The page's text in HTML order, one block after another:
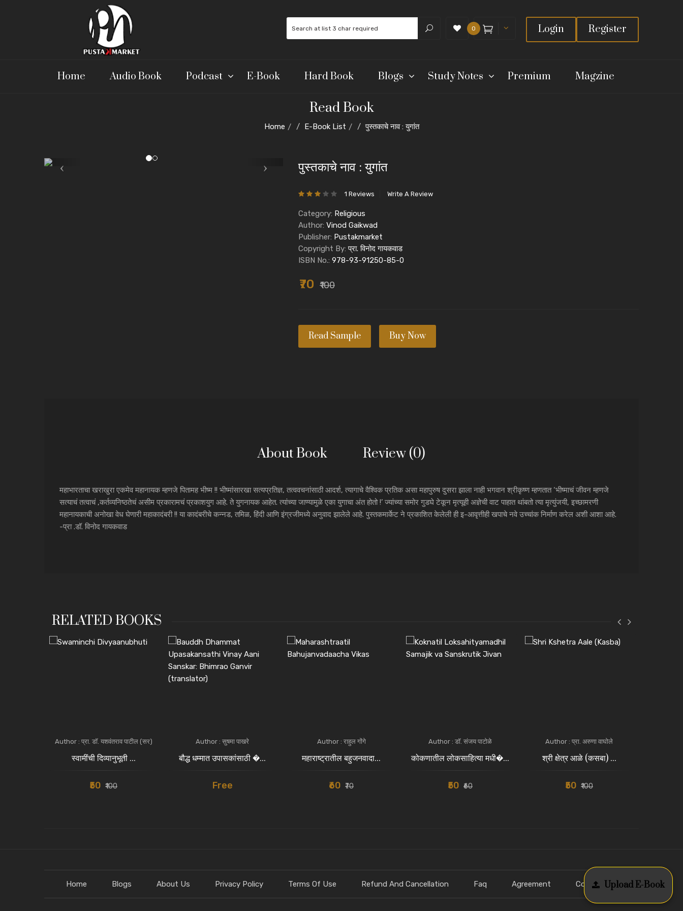
0 Login Register
Home Audio Book Podcast E-Book Hard Book Blogs Study Notes Premium Magzine
Read Book
Home E-Book List पुस्तकाचे नाव : युगांत
पुस्तकाचे नाव : युगांत
1 Reviews Write A Review
Category: Religious
Author: Vinod Gaikwad
Publisher: Pustakmarket
Copyright By:प्रा. विनोद गायकवाड
ISBN No.: 978-93-91250-85-0
₹70 ₹100
Read Sample Buy Now
About Book Review (0)
महाभारताचा खराखुरा एकमेव महानायक म्हणजे पितामह भीष्म !! भीष्मांसारखा सत्यप्रतिज्ञ, तत्ववचनांसाठी आदर्श, त्यागाचे वैश्विक प्रतिक असा महापुरुष दुसरा झाला नाही भगवान श्रीकृष्ण म्हणतात ‘भीष्माचं जीवन म्हणजे
सत्याचं तत्वाचं ,कर्तव्यनिष्ठतेचं असीम प्रकारामचं प्रकाशयुग आहे. ते युगनायक आहेत. त्यांच्या जाण्यामुळे एका युगाचा अंत होतो !’ ज्यांच्या समोर गुडघे टेकून मृत्यूही अज्ञेची वाट पाहात थांबतो त्या मृत्युंजयी, इच्छामरणी
महानायकाची अनोखा वेध घेणारी महाकादंबरी !! या कादंबरीचे कन्नड, तमिळ, हिंदी आणि इंग्रजीमध्ये अनुवाद झालेले आहे. पुस्तकमार्केट ने प्रकाशित केलेली ही इ-आवृत्तीही खपाचे नवे उच्चांक निर्माण करेल अशी आशा आहे.
-प्रा .डॉ. विनोद गायकवाड
RELATED BOOKS
Author : प्रा. डॉ. यशवंतराव पाटील (सर)
स्वामींची दिव्यानुभूती ...
₹50 ₹100
Author : सुषमा पाखरे
बौद्ध धम्मात उपासकांसाठी �...
Free
Author : राहुल गोंगे
महाराष्ट्रातील बहुजनवादा...
₹60 ₹70
Author : डॉ. संजय पाटोळे
कोकणातील लोकसाहित्या मधी�...
₹50 ₹60
Author : प्रा. अरुणा वाघोले
श्री क्षेत्र आळे (कसबा) ...
₹50 ₹100
Home Blogs About Us Privacy Policy Terms Of Use Refund And Cancellation Faq Agreement Contact UsUpload E-Book